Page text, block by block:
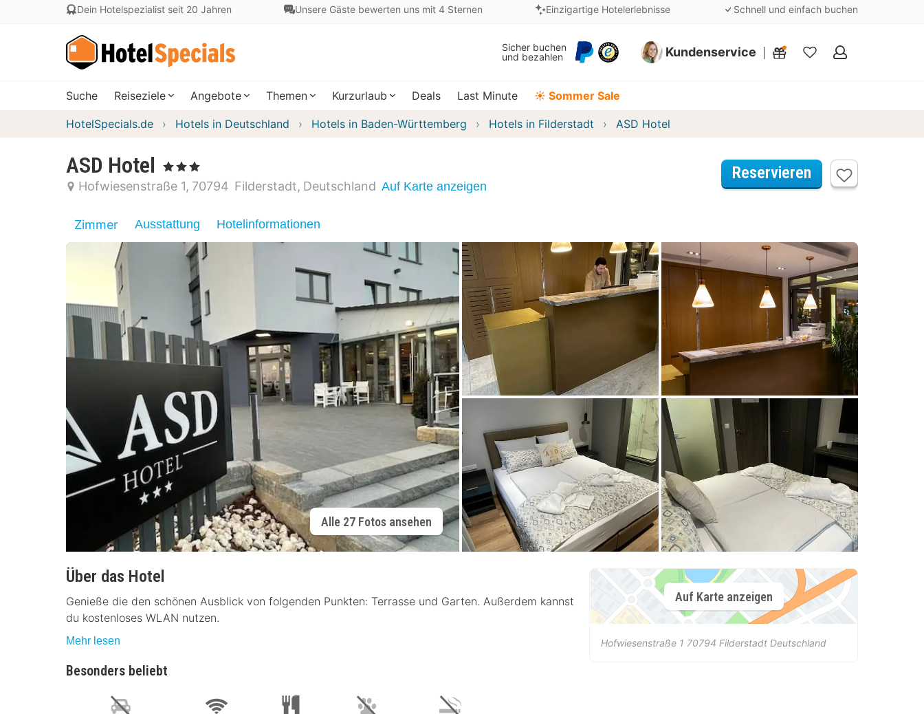
Dein Hotelspezialist seit 20 Jahren Unsere Gäste bewerten uns mit 4 Sternen Einzigartige Hotelerlebnisse Schnell und einfach buchen
Sicher buchen
und bezahlen
Kundenservice
Meine
Suche Reiseziele Angebote Themen Kurzurlaub Deals Last Minute ☀️ Sommer Sale
HotelSpecials.de Hotels in Deutschland Hotels in Baden-Württemberg Hotels in Filderstadt ASD Hotel
ASD Hotel , 3 Sterne
Hofwiesenstraße 1 70794 Filderstadt Deutschland Auf Karte anzeigen
Reservieren
Zimmer Ausstattung Hotelinformationen
Alle 27 Fotos ansehen
Über das Hotel
Genieße die den schönen Ausblick von folgenden Punkten: Terrasse und Garten. Außerdem kannst
du kostenloses WLAN nutzen.
Mehr lesen
Besonders beliebt
Auf Karte anzeigen
Hofwiesenstraße 1 70794 Filderstadt Deutschland